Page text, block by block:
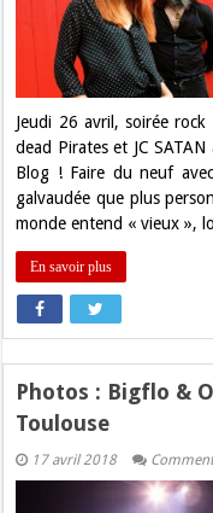
Jeudi 26 avril, soirée
dead Pirates et JC
Blog ! Faire du neuf
galvaudée que plus
monde entend « vieux »,
En savoir plus
Photos : Bigflo &
Toulouse
17 avril 2018